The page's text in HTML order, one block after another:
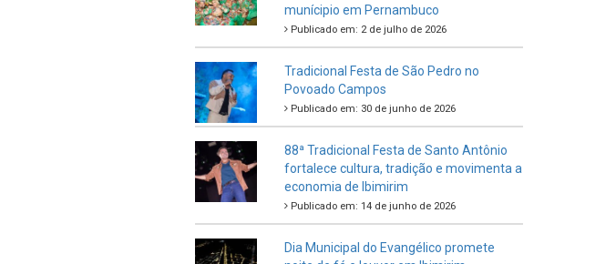
munícipio em Pernambuco
Publicado em: 2 de julho de 2026
Tradicional Festa de São Pedro no
Povoado Campos
Publicado em: 30 de junho de 2026
88ª Tradicional Festa de Santo Antônio
fortalece cultura, tradição e movimenta a
economia de Ibimirim
Publicado em: 14 de junho de 2026
Dia Municipal do Evangélico promete